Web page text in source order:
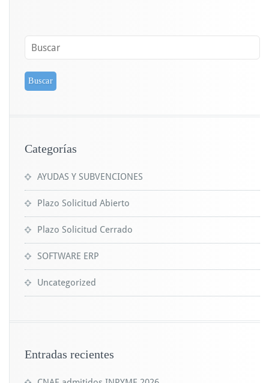
Categorías
AYUDAS Y SUBVENCIONES
Plazo Solicitud Abierto
Plazo Solicitud Cerrado
SOFTWARE ERP
Uncategorized
Entradas recientes